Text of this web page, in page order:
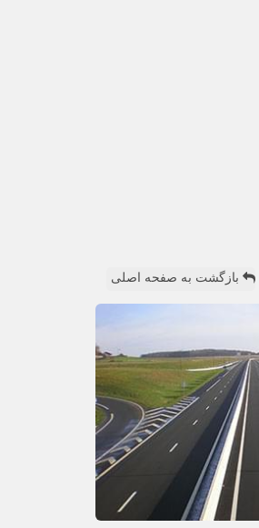
بازگشت به صفحه اصلی